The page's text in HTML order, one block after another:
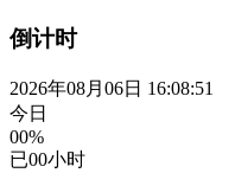
倒计时
2026年08月06日 16:08:51
今日
00%
已00小时